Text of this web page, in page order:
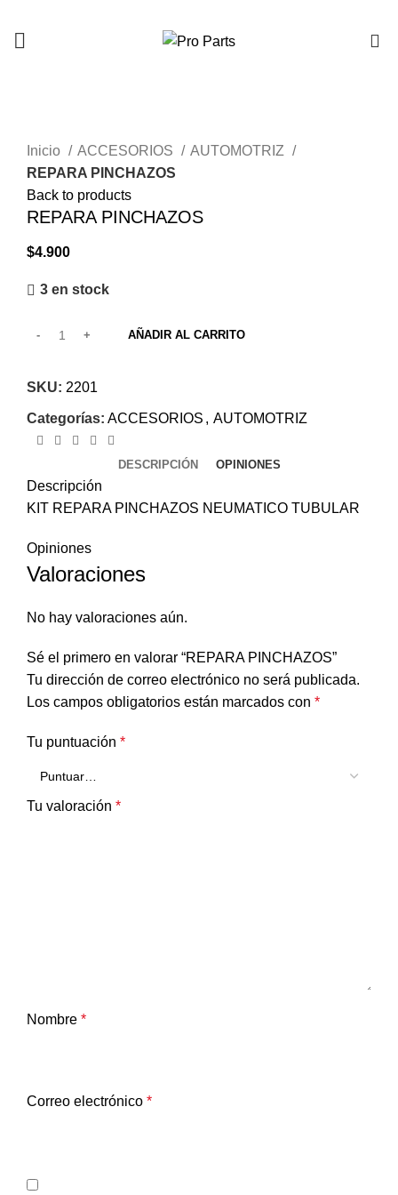
Inicio
ACCESORIOS
AUTOMOTRIZ
REPARA PINCHAZOS
Back to products
REPARA PINCHAZOS
$4.900
3 en stock
AÑADIR AL CARRITO
SKU: 2201
Categorías: ACCESORIOS , AUTOMOTRIZ
DESCRIPCIÓN OPINIONES
Descripción
KIT REPARA PINCHAZOS NEUMATICO TUBULAR
Opiniones
Valoraciones
No hay valoraciones aún.
Sé el primero en valorar “REPARA PINCHAZOS”
Tu dirección de correo electrónico no será publicada.
Los campos obligatorios están marcados con *
Tu puntuación *
Tu valoración *
Nombre *
Correo electrónico *